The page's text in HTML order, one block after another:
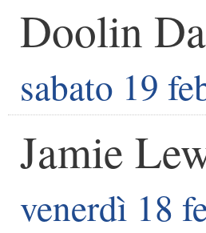
Doolin
sabato 19
Jamie
venerdì 18